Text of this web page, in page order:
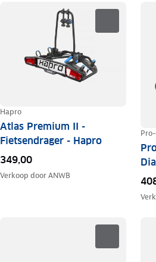
Hapro
Atlas Premium II -
Fietsendrager - Hapro
349,00
Verkoop doorANWB